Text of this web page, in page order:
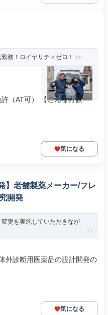
務！ロイヤリティゼロ！
（AT可） 【こんな方歓
気になる
】老舗製薬メーカー/フレ
開発
更を実施していただきなが
外診断用医薬品の設計開発の
気になる